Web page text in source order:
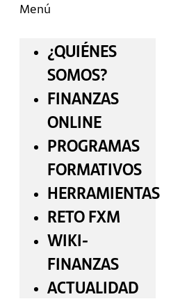
Menú
¿QUIÉNES
SOMOS?
FINANZAS
ONLINE
PROGRAMAS
FORMATIVOS
HERRAMIENTAS
RETO FXM
WIKI-
FINANZAS
ACTUALIDAD